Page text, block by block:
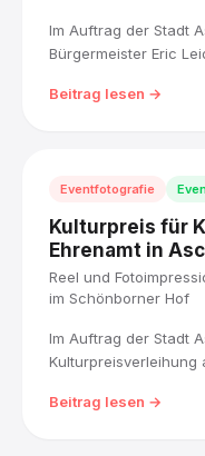
Im Auftrag der Stadt
Bürgermeister Eric
"Aschaffenburg bis
Beitrag lesen →
Eventfotografie
Kulturpreis für
Ehrenamt in
Reel und
im Schönborner Hof
Im Auftrag der Stadt
Kulturpreisverleihung
begleitet:
Beitrag lesen →